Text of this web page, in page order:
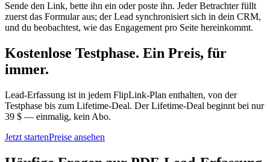
Sende den Link, bette ihn ein oder poste ihn. Jeder Betrachter füllt
zuerst das Formular aus; der Lead synchronisiert sich in dein CRM,
und du beobachtest, wie das Engagement pro Seite hereinkommt.
Kostenlose Testphase. Ein Preis, für
immer.
Lead-Erfassung ist in jedem FlipLink-Plan enthalten, von der
Testphase bis zum Lifetime-Deal. Der Lifetime-Deal beginnt bei nur
39 $ — einmalig, kein Abo.
Jetzt startenPreise ansehen